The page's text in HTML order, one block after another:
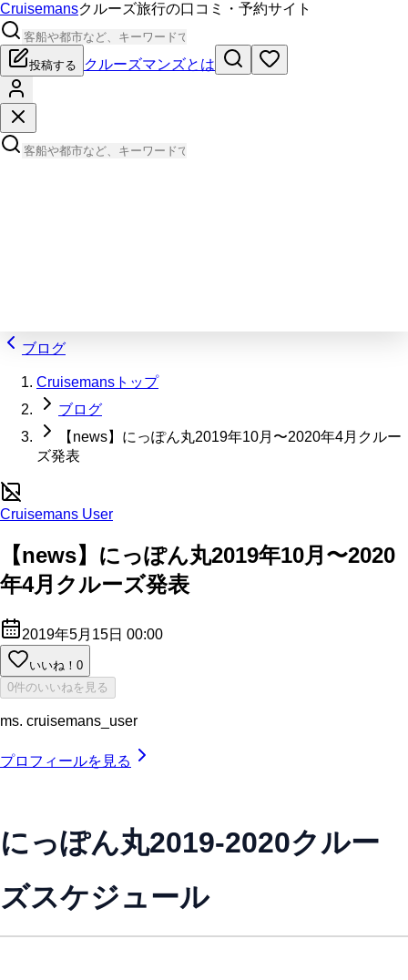
Cruisemansクルーズ旅行の口コミ・予約サイト
投稿する クルーズマンズとは
ブログ
Cruisemansトップ
ブログ
【news】にっぽん丸2019年10月〜2020年4月クルー
ズ発表
Cruisemans User
【news】にっぽん丸2019年10月〜2020
年4月クルーズ発表
2019年5月15日 00:00
いいね！ 0
0件のいいねを見る
ms. cruisemans_user
プロフィールを見る
にっぽん丸2019-2020クルー
ズスケジュール